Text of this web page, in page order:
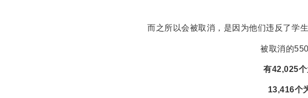
而之所以会被取消，是因为他们违反了学
被取消的
有42,025个
13,416个